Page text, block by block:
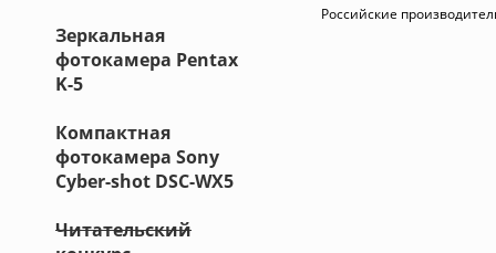
Зеркальная
фотокамера Pentax
K-5
Компактная
фотокамера Sony
Cyber-shot DSC-WX5
Читательский
Российские